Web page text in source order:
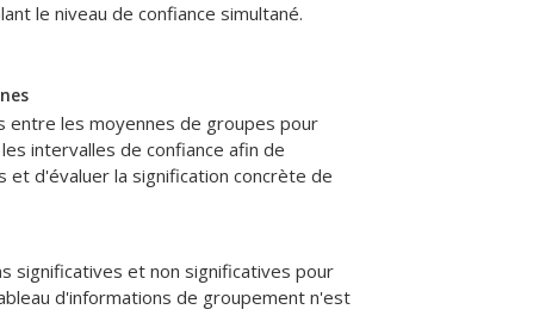
le niveau de confiance simultané.
entre les moyennes de groupes pour
intervalles de confiance afin de
d'évaluer la signification concrète de
significatives et non significatives pour
d'informations de groupement n'est